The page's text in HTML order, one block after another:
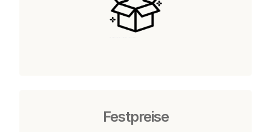
Festpreise